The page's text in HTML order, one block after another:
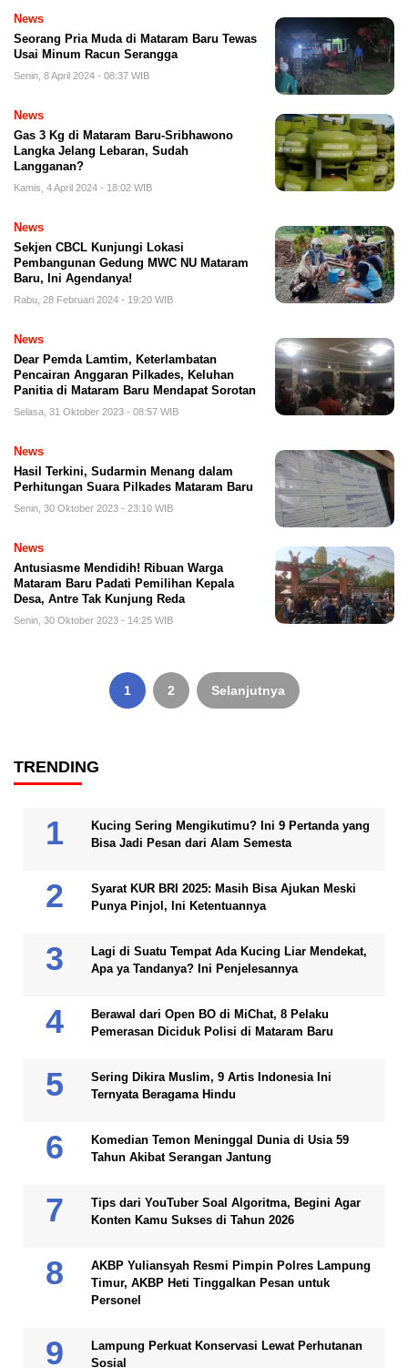
News
Seorang Pria Muda di Mataram Baru Tewas
Usai Minum Racun Serangga
Senin, 8 April 2024 - 08:37 WIB
News
Gas 3 Kg di Mataram Baru-Sribhawono
Langka Jelang Lebaran, Sudah
Langganan?
Kamis, 4 April 2024 - 18:02 WIB
News
Sekjen CBCL Kunjungi Lokasi
Pembangunan Gedung MWC NU Mataram
Baru, Ini Agendanya!
Rabu, 28 Februari 2024 - 19:20 WIB
News
Dear Pemda Lamtim, Keterlambatan
Pencairan Anggaran Pilkades, Keluhan
Panitia di Mataram Baru Mendapat Sorotan
Selasa, 31 Oktober 2023 - 08:57 WIB
News
Hasil Terkini, Sudarmin Menang dalam
Perhitungan Suara Pilkades Mataram Baru
Senin, 30 Oktober 2023 - 23:10 WIB
News
Antusiasme Mendidih! Ribuan Warga
Mataram Baru Padati Pemilihan Kepala
Desa, Antre Tak Kunjung Reda
Senin, 30 Oktober 2023 - 14:25 WIB
Paginasi
1 2 Selanjutnya
TRENDING
Kucing Sering Mengikutimu? Ini 9 Pertanda yang
Bisa Jadi Pesan dari Alam Semesta
Syarat KUR BRI 2025: Masih Bisa Ajukan Meski
Punya Pinjol, Ini Ketentuannya
Lagi di Suatu Tempat Ada Kucing Liar Mendekat,
Apa ya Tandanya? Ini Penjelesannya
Berawal dari Open BO di MiChat, 8 Pelaku
Pemerasan Diciduk Polisi di Mataram Baru
Sering Dikira Muslim, 9 Artis Indonesia Ini
Ternyata Beragama Hindu
Komedian Temon Meninggal Dunia di Usia 59
Tahun Akibat Serangan Jantung
Tips dari YouTuber Soal Algoritma, Begini Agar
Konten Kamu Sukses di Tahun 2026
AKBP Yuliansyah Resmi Pimpin Polres Lampung
Timur, AKBP Heti Tinggalkan Pesan untuk
Personel
Lampung Perkuat Konservasi Lewat Perhutanan
Sosial